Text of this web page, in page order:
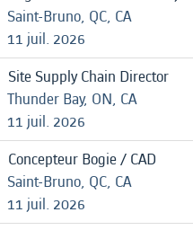
Saint-Bruno, QC, CA
11 juil. 2026
Site Supply Chain Director
Thunder Bay, ON, CA
11 juil. 2026
Concepteur Bogie / CAD
Saint-Bruno, QC, CA
11 juil. 2026